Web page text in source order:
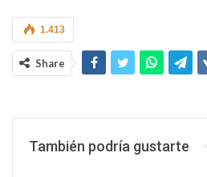
1.413
Share
También podría gustarte